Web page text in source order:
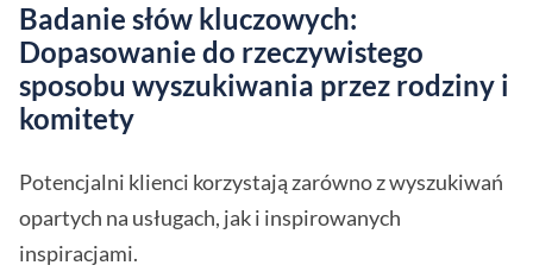
Badanie słów kluczowych:
Dopasowanie do rzeczywistego
sposobu wyszukiwania przez rodziny i
komitety
Potencjalni klienci korzystają zarówno z wyszukiwań
opartych na usługach, jak i inspirowanych
inspiracjami.